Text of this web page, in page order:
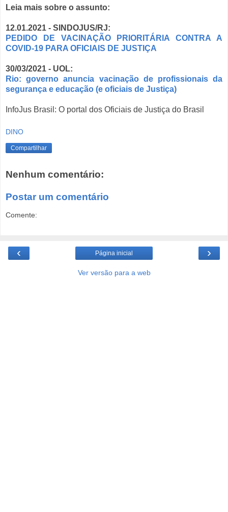
Leia mais sobre o assunto:
12.01.2021 - SINDOJUS/RJ:
PEDIDO DE VACINAÇÃO PRIORITÁRIA CONTRA A
COVID-19 PARA OFICIAIS DE JUSTIÇA
30/03/2021 - UOL:
Rio: governo anuncia vacinação de profissionais da
segurança e educação (e oficiais de Justiça)
InfoJus Brasil: O portal dos Oficiais de Justiça do Brasil
DINO
Compartilhar
Nenhum comentário:
Postar um comentário
Comente:
‹ ›
Página inicial
Ver versão para a web